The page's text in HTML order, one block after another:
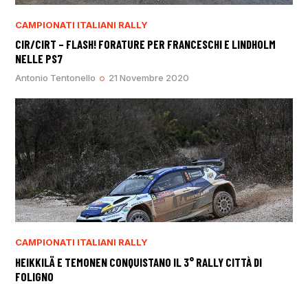
CAMPIONATI ITALIANI RALLY
CIR/CIRT – FLASH! FORATURE PER FRANCESCHI E LINDHOLM
NELLE PS7
Antonio Tentonello 21 Novembre 2020
CAMPIONATI ITALIANI RALLY
HEIKKILÄ E TEMONEN CONQUISTANO IL 3° RALLY CITTÀ DI
FOLIGNO